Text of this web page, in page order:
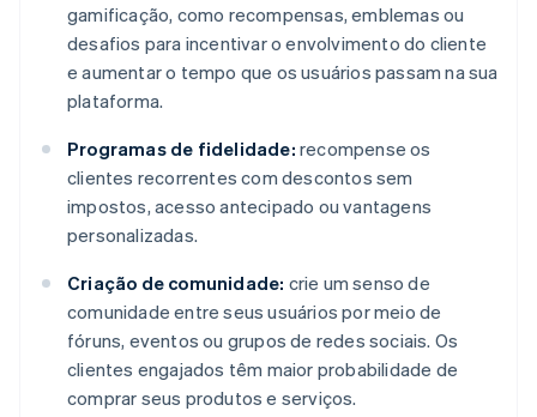
gamificação, como recompensas, emblemas ou
desafios para incentivar o envolvimento do cliente
e aumentar o tempo que os usuários passam na sua
plataforma.
Programas de fidelidade: recompense os
clientes recorrentes com descontos sem
impostos, acesso antecipado ou vantagens
personalizadas.
Criação de comunidade: crie um senso de
comunidade entre seus usuários por meio de
fóruns, eventos ou grupos de redes sociais. Os
clientes engajados têm maior probabilidade de
comprar seus produtos e serviços.